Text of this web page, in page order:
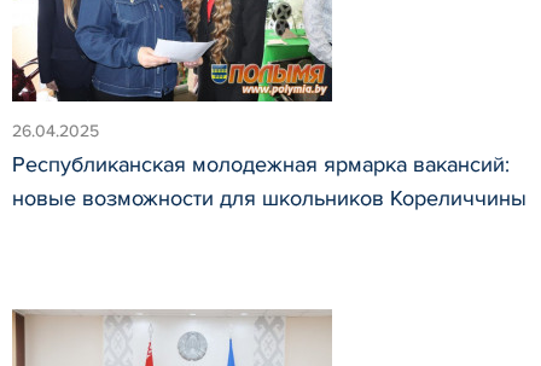
26.04.2025
Республиканская молодежная ярмарка вакансий:
новые возможности для школьников Кореличчины